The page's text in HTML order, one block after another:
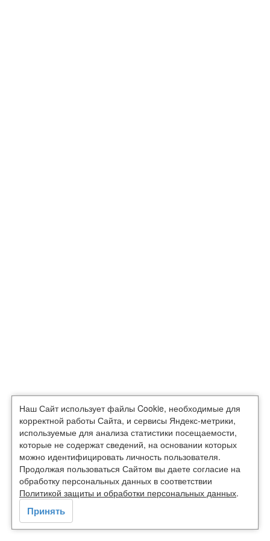
Наш Сайт использует файлы Cookie, необходимые для
корректной работы Сайта, и сервисы Яндекс-метрики,
используемые для анализа статистики посещаемости,
которые не содержат сведений, на основании которых
можно идентифицировать личность пользователя.
Продолжая пользоваться Сайтом вы даете согласие на
обработку персональных данных в соответствии
Политикой защиты и обработки персональных данных.
Принять